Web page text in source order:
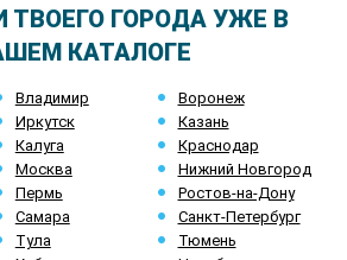
ТВОЕГО ГОРОДА УЖЕ В
КАТАЛОГЕ
Владимир
Воронеж
Иркутск
Казань
Калуга
Краснодар
Москва
Нижний Новгород
Пермь
Ростов-на-Дону
Самара
Санкт-Петербург
Тула
Тюмень